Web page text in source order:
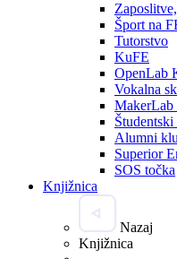
Šport na
Tutorstvo
KuFE
OpenLab
Vokalna
MakerLab
Študentski
Alumni
Superior
SOS točka
Knjižnica
Nazaj
Knjižnica